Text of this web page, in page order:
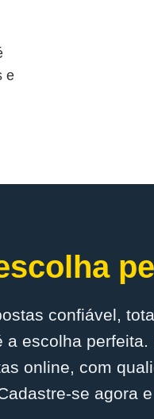
e
confiável,
escolha
online, com
se agora